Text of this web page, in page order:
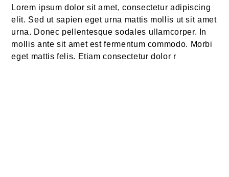
Lorem ipsum dolor sit amet, consectetur adipiscing
elit. Sed ut sapien eget urna mattis mollis ut sit amet
urna. Donec pellentesque sodales ullamcorper. In
mollis ante sit amet est fermentum commodo. Morbi
eget mattis felis. Etiam consectetur dolor r